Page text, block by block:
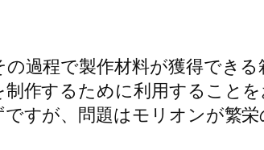
過程で製作材料が獲得できる
作するために利用することを
すが、問題はモリオンが繁